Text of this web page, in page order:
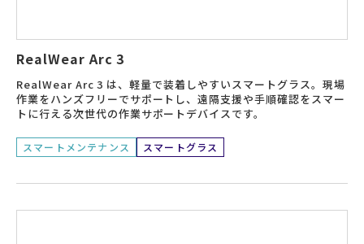
RealWear Arc 3
RealWear Arc 3 は、軽量で装着しやすいスマートグラス。現場
作業をハンズフリーでサポートし、遠隔支援や手順確認をスマー
トに行える次世代の作業サポートデバイスです。
スマートメンテナンス スマートグラス